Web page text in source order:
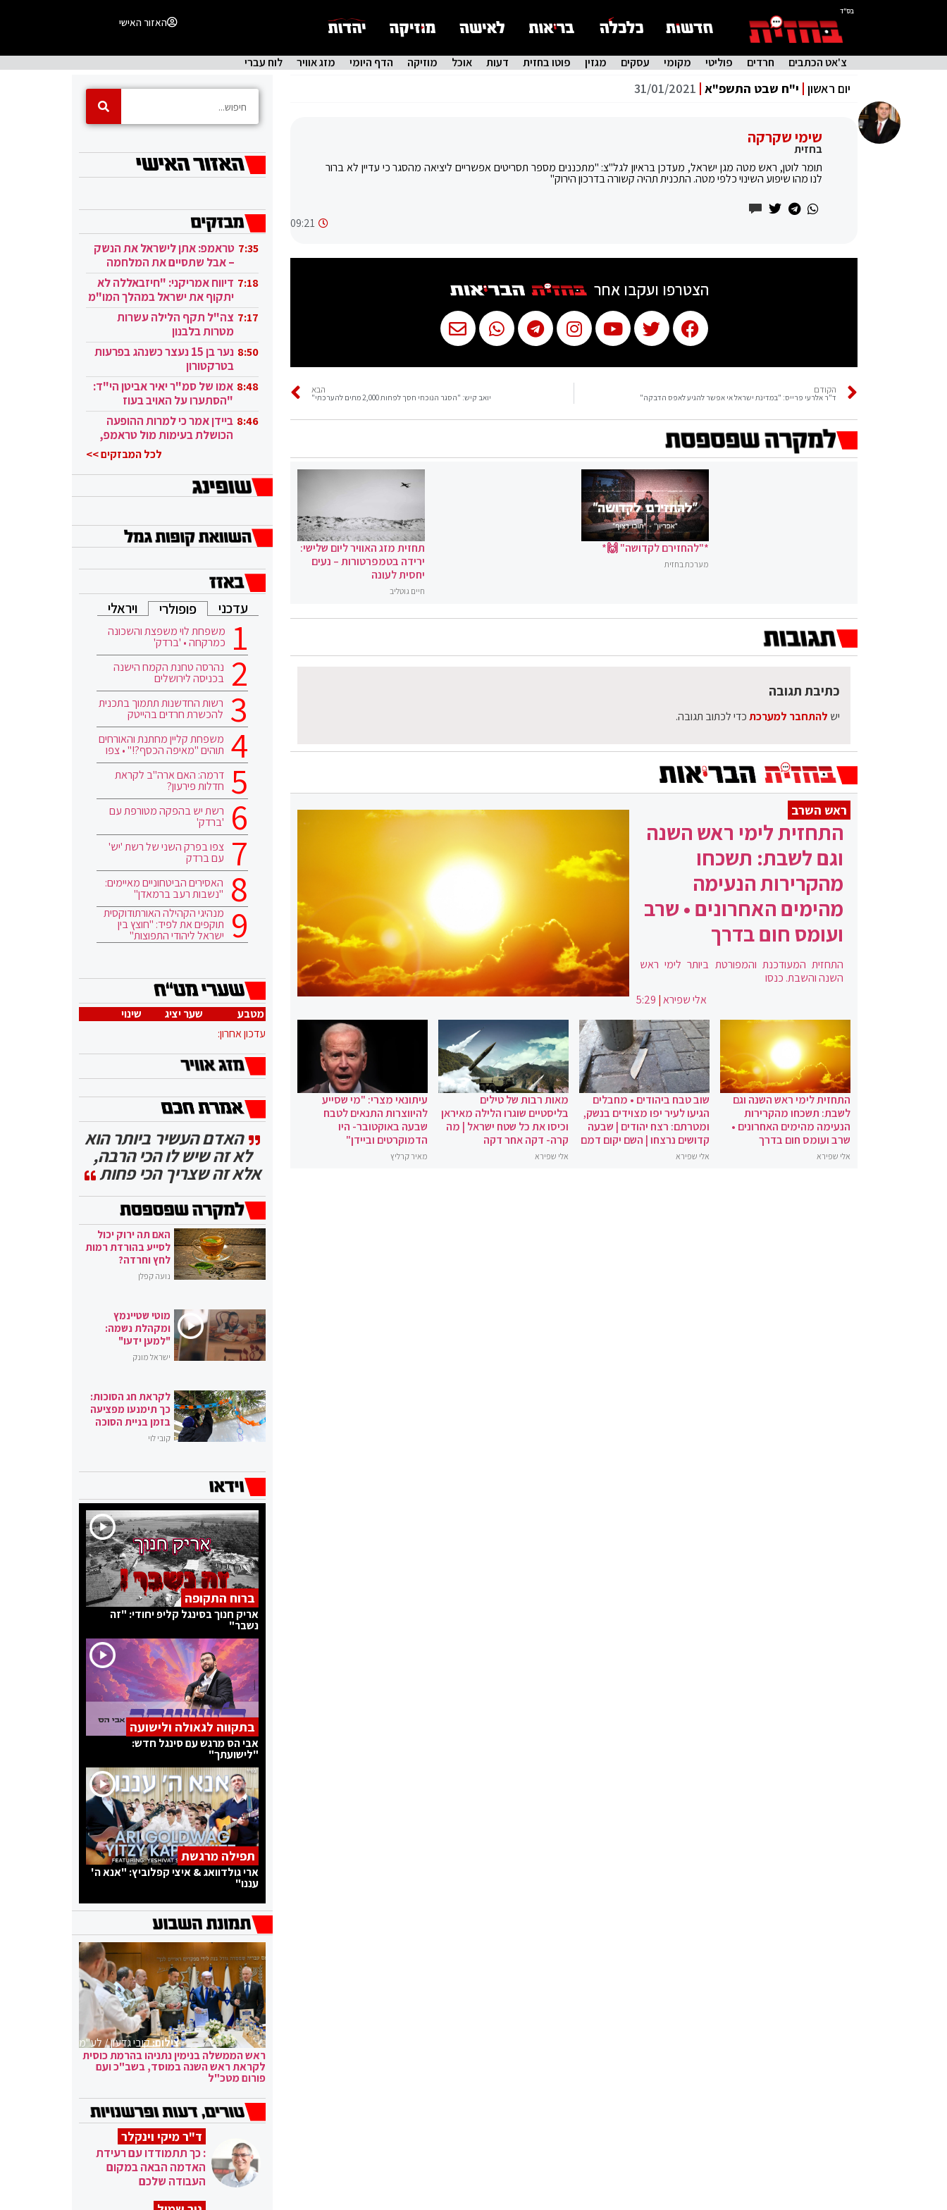
בס"ד
האזור האישי
צ'אט הכתבים חרדים פוליטי מקומי עסקים מגזין פוטו בחזית דעות אוכל מוזיקה הדף היומי מזג אוויר לוח עברי
יום ראשון י"ח שבט התשפ"א 31/01/2021
שימי שקרקה
בחזית
תומר לוטן, ראש מטה מגן ישראל, מעדכן בראיון לגל"צ: "מתכננים מספר תסריטים אפשריים ליציאה מהסגר כי עדיין לא ברור
לנו מהו שיפוע השינוי כלפי מטה. התכנית תהיה קשורה בדרכון הירוק"
09:21
הצטרפו ועקבו אחר
הקודם
ד"ר אלרעי פרייס: "במדינת ישראל אי אפשר להגיע לאפס הדבקה"
הבא
יואב קיש: "הסגר הנוכחי חסך לפחות 2,000 מתים להערכתי"
*"להחזירם לקדושה" 🙌*
מערכת בחזית
תחזית מזג האוויר ליום שלישי:
ירידה בטמפרטורות – נעים
יחסית לעונה
חיים גוטליב
כתיבת תגובה
יש להתחבר למערכתכדי לכתוב תגובה.
ראש השרב
התחזית לימי ראש השנה
וגם לשבת: תשכחו
מהקרירות הנעימה
מהימים האחרונים • שרב
ועומס חום בדרך
התחזית המעודכנת והמפורטת ביותר לימי ראש
השנה והשבת. כנסו
אלי שפירא|
5:29
התחזית לימי ראש השנה וגם
לשבת: תשכחו מהקרירות
הנעימה מהימים האחרונים •
שרב ועומס חום בדרך
אלי שפירא
שוב טבח ביהודים • מחבלים
הגיעו לעיר יפו מצוידים בנשק,
ומטרתם: רצח יהודים | שבעה
קדושים נרצחו | השם יקום דמם
אלי שפירא
מאות רבות של טילים
בליסטיים שוגרו הלילה מאיראן
וכיסו את כל שטח ישראל | מה
קרה- דקה אחר דקה
אלי שפירא
עיתונאי מצרי: "מי שסייע
להיווצרות התנאים לטבח
שבעה באוקטובר- היו
הדמוקרטים וביידן"
מאיר קרליץ
7:35 טראמפ: אתן לישראל את הנשק
– אבל שתסיים את המלחמה
בעזה 7:18 דיווח אמריקני: "חיזבאללה לא
יתקוף את ישראל במהלך המו"מ
בקטאר" 7:17 צה"ל תקף הלילה עשרות
מטרות בלבנון
8:50
נער בן 15 נעצר כשנהג בפרעות
בטרקטורון
8:48 אמו של סמ"ר יאיר אביטן הי"ד:
"הסתערו על האויב בעוז
ובגבורה" 8:46 ביידן אמר כי למרות ההופעה
הכושלת בעימות מול טראמפ,
לכל המבזקים >>
עדכני פופולרי ויראלי
משפחת לוי משפצת והשכונה
כמרקחה • 'ברדק'
נהרסה טחנת הקמח הישנה
בכניסה לירושלים
רשות החדשנות תתמוך בתכנית
להכשרת חרדים בהייטק
משפחת קליין מחתנת והאורחים
תוהים "מאיפה הכסף?!" • צפו
דרמה: האם ארה"ב לקראת
חדלות פירעון?
רשת יש בהפקה מטורפת עם
'ברדק'
צפו בפרק השני של רשת 'יש'
עם ברדק
האסירים הביטחוניים מאיימים:
"נשבות רעב ברמאדן"
מנהיגי הקהילה האורתודוקסית
תוקפים את לפיד: "חוצץ בין
ישראל ליהודי התפוצות"
מטבע שער יציג
שינוי
עדכון אחרון:
האדם העשיר ביותר הוא
לא זה שיש לו הכי הרבה,
אלא זה שצריך הכי פחות
האם תה ירוק יכול
לסייע בהורדת רמות
לחץ וחרדה?
נועה קפלן
מוטי שטיינמץ
ומקהלת נשמה:
"למען ידעו"
ישראל מונק
לקראת חג הסוכות:
כך תימנעו מפציעה
בזמן בניית הסוכה
קובי לוי
ברוח התקופה
אריק חנוך בסינגל קליפ יחודי: "זה
נשבר"
בתקווה לגאולה ולישועה
אבי הס מרגש עם סינגל חדש:
"לישועתך"
תפילה מרגשת
ארי גולדוואג & איצי קפלוביץ: "אנא ה'
עננו"
צילום:קובי גדעון / לע"מ
ראש הממשלה בנימין נתניהו בהרמת כוסית
לקראת ראש השנה במוסד, בשב"כ ועם
פורום מטכ"ל
ד"ר מיקי וינקלר
: כך תתמודדו עם רעידת
האדמה הבאה במקום
העבודה שלכם